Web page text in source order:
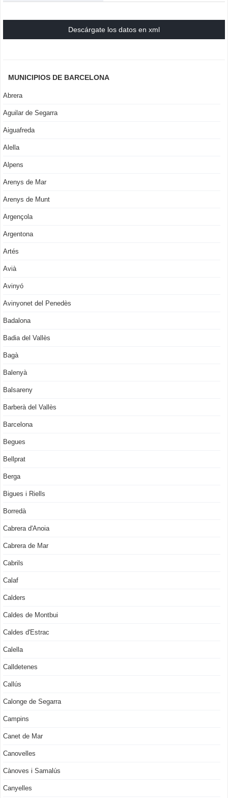
Descárgate los datos en xml
MUNICIPIOS DE BARCELONA
Abrera
Aguilar de Segarra
Aiguafreda
Alella
Alpens
Arenys de Mar
Arenys de Munt
Argençola
Argentona
Artés
Avià
Avinyó
Avinyonet del Penedès
Badalona
Badia del Vallès
Bagà
Balenyà
Balsareny
Barberà del Vallès
Barcelona
Begues
Bellprat
Berga
Bigues i Riells
Borredà
Cabrera d'Anoia
Cabrera de Mar
Cabrils
Calaf
Calders
Caldes de Montbui
Caldes d'Estrac
Calella
Calldetenes
Callús
Calonge de Segarra
Campins
Canet de Mar
Canovelles
Cànoves i Samalús
Canyelles